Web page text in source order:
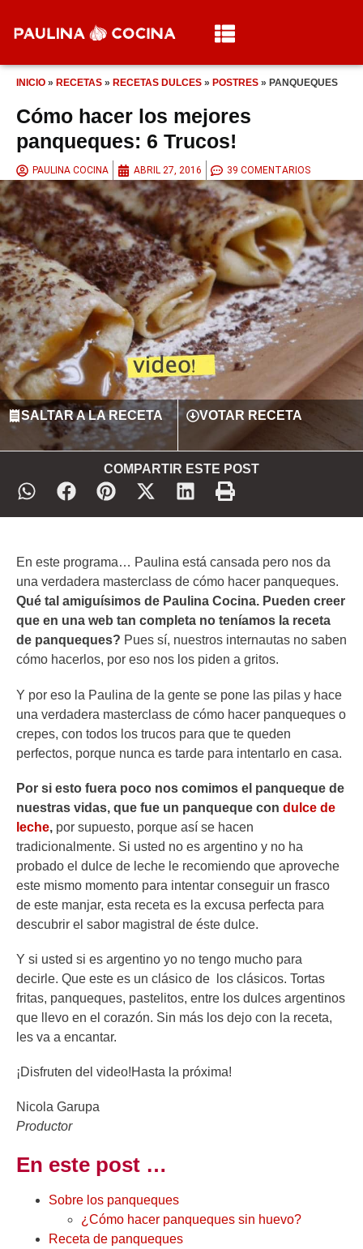
INICIO » RECETAS » RECETAS DULCES » POSTRES » PANQUEQUES
Cómo hacer los mejores
panqueques: 6 Trucos!
PAULINA COCINA ABRIL 27, 2016 39 COMENTARIOS
SALTAR A LA RECETA VOTAR RECETA
COMPARTIR ESTE POST
En este programa… Paulina está cansada pero nos da
una verdadera masterclass de cómo hacer panqueques.
Qué tal amiguísimos de Paulina Cocina. Pueden creer
que en una web tan completa no teníamos la receta
de panqueques? Pues sí, nuestros internautas no saben
cómo hacerlos, por eso nos los piden a gritos.
Y por eso la Paulina de la gente se pone las pilas y hace
una verdadera masterclass de cómo hacer panqueques o
crepes, con todos los trucos para que te queden
perfectos, porque nunca es tarde para intentarlo en casa.
Por si esto fuera poco nos comimos el panqueque de
nuestras vidas, que fue un panqueque con dulce de
leche, por supuesto, porque así se hacen
tradicionalmente. Si usted no es argentino y no ha
probado el dulce de leche le recomiendo que aproveche
este mismo momento para intentar conseguir un frasco
de este manjar, esta receta es la excusa perfecta para
descubrir el sabor magistral de éste dulce.
Y si usted si es argentino yo no tengo mucho para
decirle. Que este es un clásico de los clásicos. Tortas
fritas, panqueques, pastelitos, entre los dulces argentinos
que llevo en el corazón. Sin más los dejo con la receta,
les va a encantar.
¡Disfruten del video!Hasta la próxima!
Nicola Garupa
Productor
En este post …
Sobre los panqueques
¿Cómo hacer panqueques sin huevo?
Receta de panqueques